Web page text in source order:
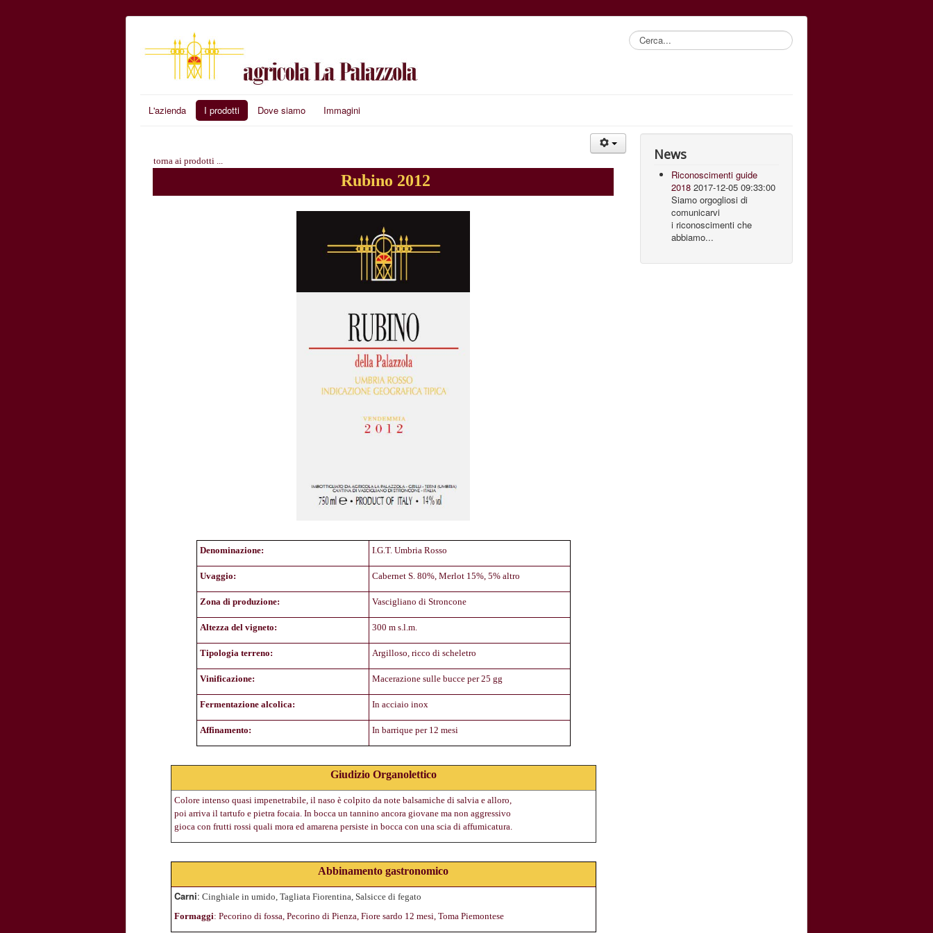
Cerca...
L'azienda I prodotti Dove siamo Immagini
torna ai prodotti ...
Rubino 2012
Denominazione: I.G.T. Umbria Rosso
Uvaggio: Cabernet S. 80%, Merlot 15%, 5% altro
Zona di produzione: Vascigliano di Stroncone
Altezza del vigneto: 300 m s.l.m.
Tipologia terreno: Argilloso, ricco di scheletro
Vinificazione: Macerazione sulle bucce per 25 gg
Fermentazione alcolica: In acciaio inox
Affinamento: In barrique per 12 mesi
Giudizio Organolettico
Colore intenso quasi impenetrabile, il naso è colpito da note balsamiche di salvia e alloro,
poi arriva il tartufo e pietra focaia. In bocca un tannino ancora giovane ma non aggressivo
gioca con frutti rossi quali mora ed amarena persiste in bocca con una scia di affumicatura.
Abbinamento gastronomico
Carni: Cinghiale in umido, Tagliata Fiorentina, Salsicce di fegato
Formaggi: Pecorino di fossa, Pecorino di Pienza, Fiore sardo 12 mesi, Toma Piemontese
News
Riconoscimenti guide
2018 2017-12-05 09:33:00
Siamo orgogliosi di
comunicarvi
i riconoscimenti che
abbiamo...